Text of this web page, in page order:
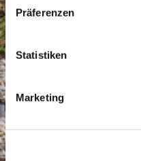
Präferenzen
Statistiken
Marketing